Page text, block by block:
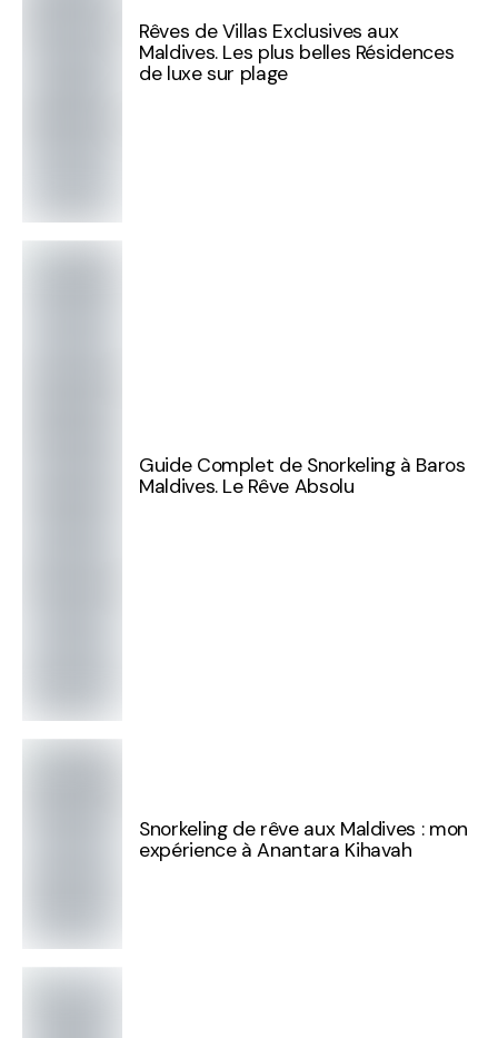
Rêves de Villas Exclusives aux
Maldives. Les plus belles Résidences
de luxe sur plage
Guide Complet de Snorkeling à Baros
Maldives. Le Rêve Absolu
Snorkeling de rêve aux Maldives : mon
expérience à Anantara Kihavah